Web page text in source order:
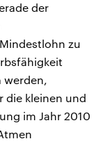
der
zu
werden,
die kleinen und
im Jahr 2010